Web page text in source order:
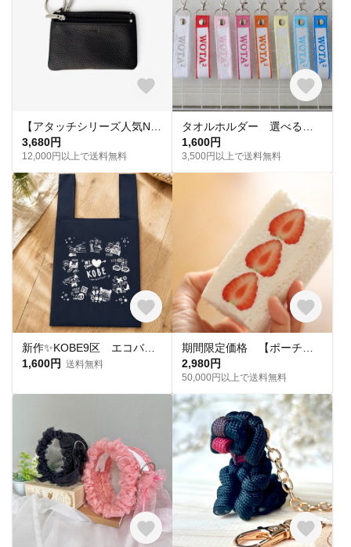
3,680円
12,000円以上で送料無料
1,600円
3,500円以上で送料無料
新作✨KOBE9区 エコバッグ
1,600円 送料無料
2,980円
50,000円以上で送料無料